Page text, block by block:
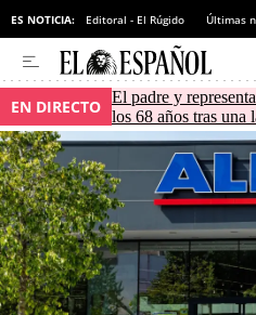
ES NOTICIA: Editoral - El Rúgido Últimas
EN DIRECTO El padre y
los 68 años tras una